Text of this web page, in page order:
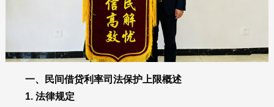
一、民间借贷利率司法保护上限概述
1. 法律规定